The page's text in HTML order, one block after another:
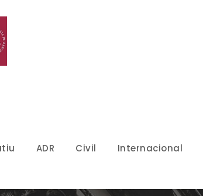
ADR Civil Internacional